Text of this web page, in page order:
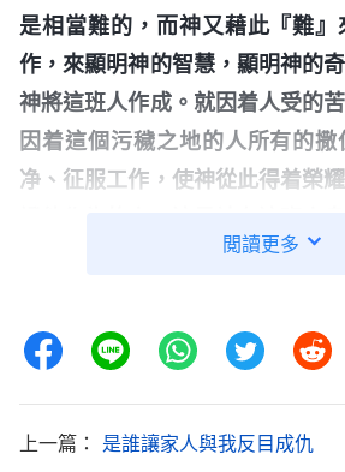
是相當難的，而神又藉此『難
作，來顯明神的智慧，顯明神的
神將這班人作成。就因着人受的
因着這個污穢之地的人所有的
净、征服工作，使神從此得着榮
《話・卷一 神的顯
心意。神末世
道成肉身在中國這
家作工拯救得着一班人，這本來
中國信神，不但得不到法律的保
的抓捕迫害，遭到不信神的家人
閲讀更多
上一篇： 是誰讓家人與我反目成仇